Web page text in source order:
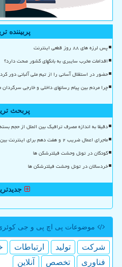
پربیننده
پس لرزه های ۸۸ روز قطعی اینترنت
اقدامات مخرب سایبری به بانکهای کشور صحت دارد؟
حضور در استقلال آسانی را از تیم ملی آلبانی دور کرد
چرا مردم بین پیام رسانهای داخلی و خارجی سرگردان
پربحث
دقیقا به اندازه مصرف ترافیک بین الملل از حجم
ماجرای اعمال ضریب ۲ و هفت دهم برای اینترنت بین الملل چیست؟
کودکان در تونل وحشت فیلترشکن ها
خردسالان در تونل وحشت فیلترشکن ها
موضوعات پی اچ پی و جی
شركت تولید ارتباطات
فناوری
تخصص آنلاین